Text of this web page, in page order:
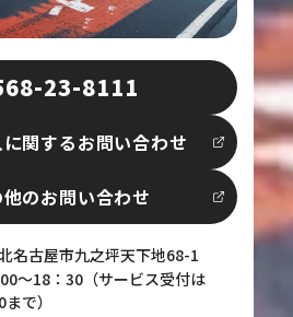
23-8111
関するお問い合わせ
のお問い合わせ
名古屋市九之坪天下地68-1
～18：30（サービス受付は
で）